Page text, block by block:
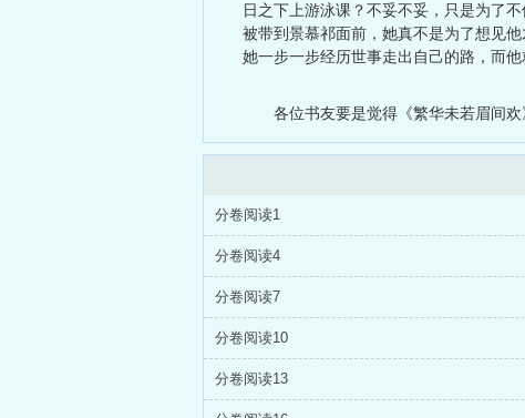
日之下上游泳课？不妥不妥，只是为了
被带到景慕祁面前，她真不是为了想见
她一步一步经历世事走出自己的路，而
各位书友要是觉得《繁华未若眉间
分卷阅读1
分卷阅读4
分卷阅读7
分卷阅读10
分卷阅读13